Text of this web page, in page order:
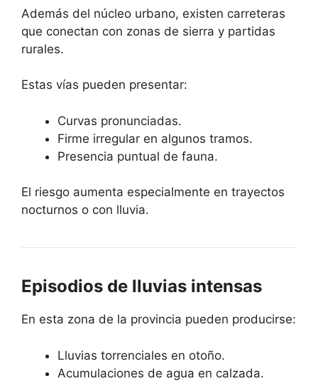
Además del núcleo urbano, existen carreteras
que conectan con zonas de sierra y partidas
rurales.
Estas vías pueden presentar:
Curvas pronunciadas.
Firme irregular en algunos tramos.
Presencia puntual de fauna.
El riesgo aumenta especialmente en trayectos
nocturnos o con lluvia.
Episodios de lluvias intensas
En esta zona de la provincia pueden producirse:
Lluvias torrenciales en otoño.
Acumulaciones de agua en calzada.